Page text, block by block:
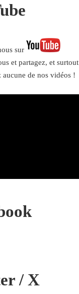
sur
et partagez, et surtout
aucune de nos vidéos !
/ X